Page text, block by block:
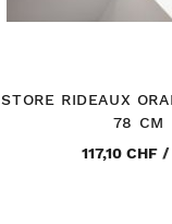
STORE RIDEAUX
78 CM
117,10 CHF